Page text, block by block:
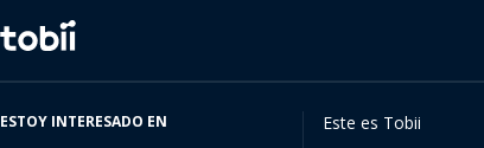
Cambiar
de
idioma
ESTOY INTERESADO EN Este es Tobii